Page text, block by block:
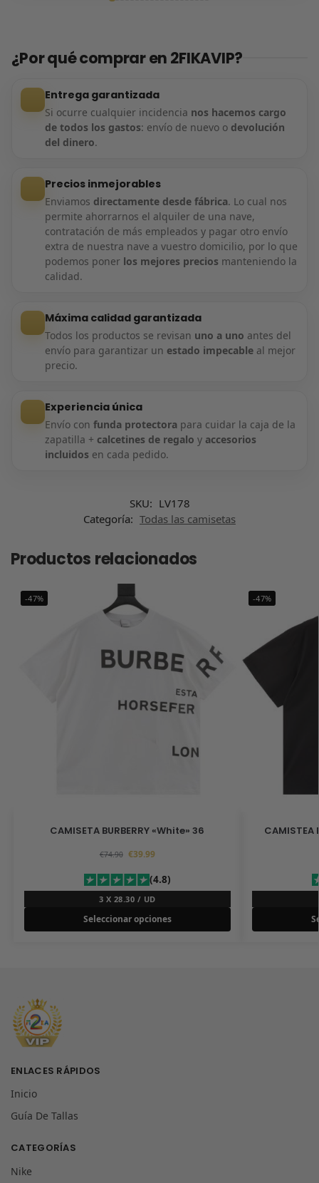
¿Por qué comprar en 2FIKAVIP?
Entrega garantizada
Si ocurre cualquier incidencia nos hacemos cargo
de todos los gastos: envío de nuevo o devolución
del dinero.
Precios inmejorables
Enviamos directamente desde fábrica. Lo cual nos
permite ahorrarnos el alquiler de una nave,
contratación de más empleados y pagar otro envío
extra de nuestra nave a vuestro domicilio, por lo que
podemos poner los mejores precios manteniendo la
calidad.
Máxima calidad garantizada
Todos los productos se revisan uno a uno antes del
envío para garantizar un estado impecableal mejor
precio.
Experiencia única
Envío con funda protectorapara cuidar la caja de la
zapatilla + calcetines de regalo y accesorios
incluidos en cada pedido.
SKU: LV178
Categoría: Todas las camisetas
Productos relacionados
-47%
CAMISETA BURBERRY «White» 36
€74.90 €39.99
(4.8)
3 X 28.30 / UD
Seleccionar opciones
-47%
CAMISTEA
ENLACES RÁPIDOS
Inicio
Guía De Tallas
CATEGORÍAS
Nike